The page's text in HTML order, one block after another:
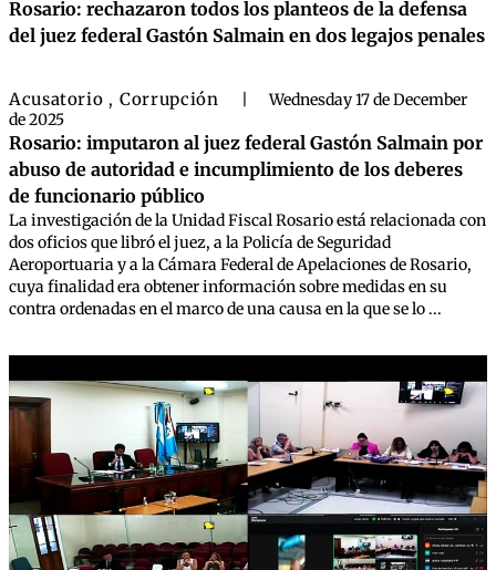
Rosario: rechazaron todos los planteos de la defensa
del juez federal Gastón Salmain en dos legajos penales
Acusatorio , Corrupción
Wednesday 17 de December
de 2025
Rosario: imputaron al juez federal Gastón Salmain por
abuso de autoridad e incumplimiento de los deberes
de funcionario público
La investigación de la Unidad Fiscal Rosario está relacionada con
dos oficios que libró el juez, a la Policía de Seguridad
Aeroportuaria y a la Cámara Federal de Apelaciones de Rosario,
cuya finalidad era obtener información sobre medidas en su
contra ordenadas en el marco de una causa en la que se lo ...